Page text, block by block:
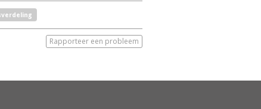
Rapporteer een probleem